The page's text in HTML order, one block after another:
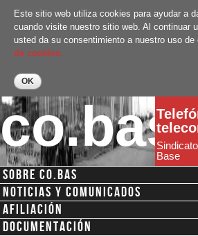
Pasar al
contenido
Este sitio web utiliza cookies para ayudar a
cuando visite nuestro sitio web. Al continuar
usted da su consentimiento a nuestro uso
de cookies.
co.bas
Base
Menú secundario
SOBRE CO.BAS
NOTICIAS Y COMUNICADOS
AFILIACIÓN
DOCUMENTACIÓN